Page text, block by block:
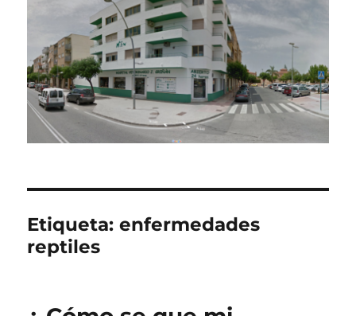
Etiqueta:enfermedades
reptiles